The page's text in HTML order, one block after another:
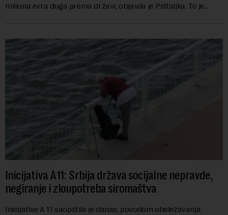
miliona evra duga prema državi, objavila je Pištaljka. To je
Inicijativa A11: Srbija država socijalne nepravde,
negiranje i zloupotreba siromaštva
Inicijative A 11 saopštila je danas, povodom obeležavanja